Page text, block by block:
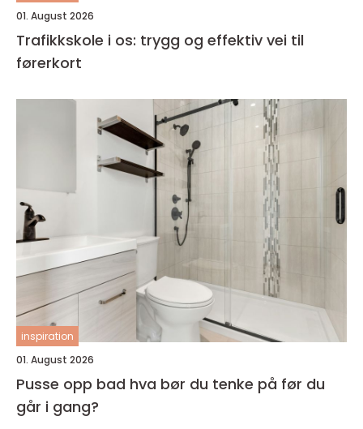
01. August 2026
Trafikkskole i os: trygg og effektiv vei til
førerkort
inspiration
01. August 2026
Pusse opp bad hva bør du tenke på før du
går i gang?